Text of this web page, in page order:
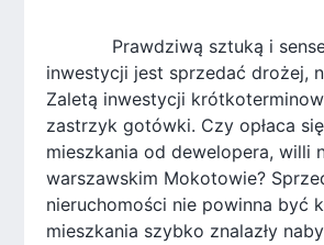
Prawdziwą sztuką i
inwestycji jest sprzedać drożej,
Zaletą inwestycji
zastrzyk gotówki. Czy opłaca
mieszkania od dewelopera, willi
warszawskim Mokotowie?
nieruchomości nie powinna być
mieszkania szybko znalazły